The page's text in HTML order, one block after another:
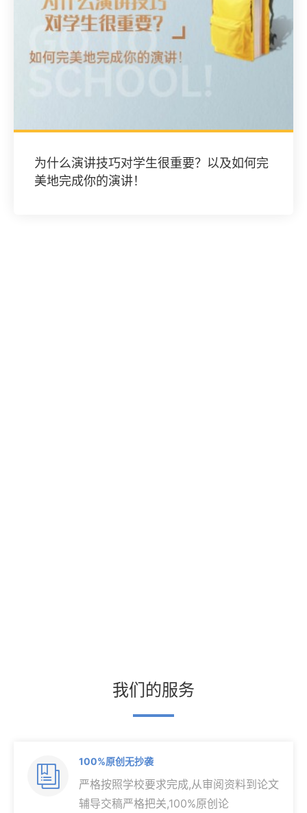
为什么演讲技巧对学生很重要？以及如何完
美地完成你的演讲！
我们的服务

100%原创无抄袭
严格按照学校要求完成,从审阅资料到论文
辅导交稿严格把关,100%原创论